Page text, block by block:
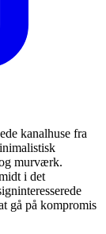
kanalhuse fra
murværk.
i det
gå på kompromis